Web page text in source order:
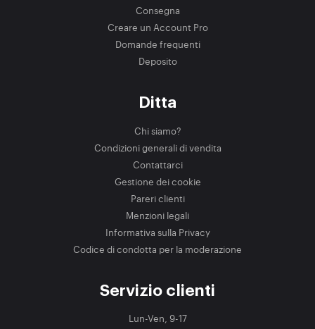
Consegna
Creare un Account Pro
Domande frequenti
Deposito
Ditta
Chi siamo?
Condizioni generali di vendita
Contattarci
Gestione dei cookie
Pareri clienti
Menzioni legali
Informativa sulla Privacy
Codice di condotta per la moderazione
Servizio clienti
Lun-Ven, 9-17